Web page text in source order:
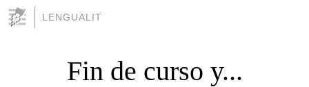
LENGUALIT
Fin de curso y...